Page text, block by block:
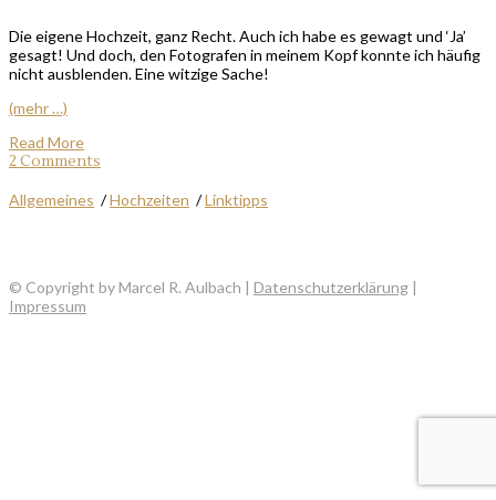
Die eigene Hochzeit, ganz Recht. Auch ich habe es gewagt und ‘Ja’
gesagt! Und doch, den Fotografen in meinem Kopf konnte ich häufig
nicht ausblenden. Eine witzige Sache!
(mehr …)
Read More
2 Comments
Allgemeines /Hochzeiten /Linktipps
© Copyright by Marcel R. Aulbach | Datenschutzerklärung |
Impressum